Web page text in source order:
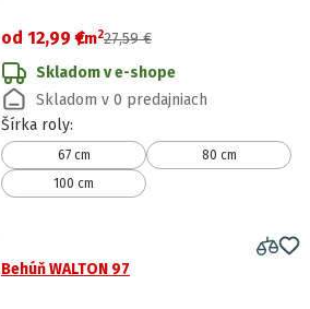
od 12,99 €
/m227,59 €
Skladom v e-shope
Skladom v 0 predajniach
Šírka roly:
67 cm
80 cm
100 cm
Behúň WALTON 97